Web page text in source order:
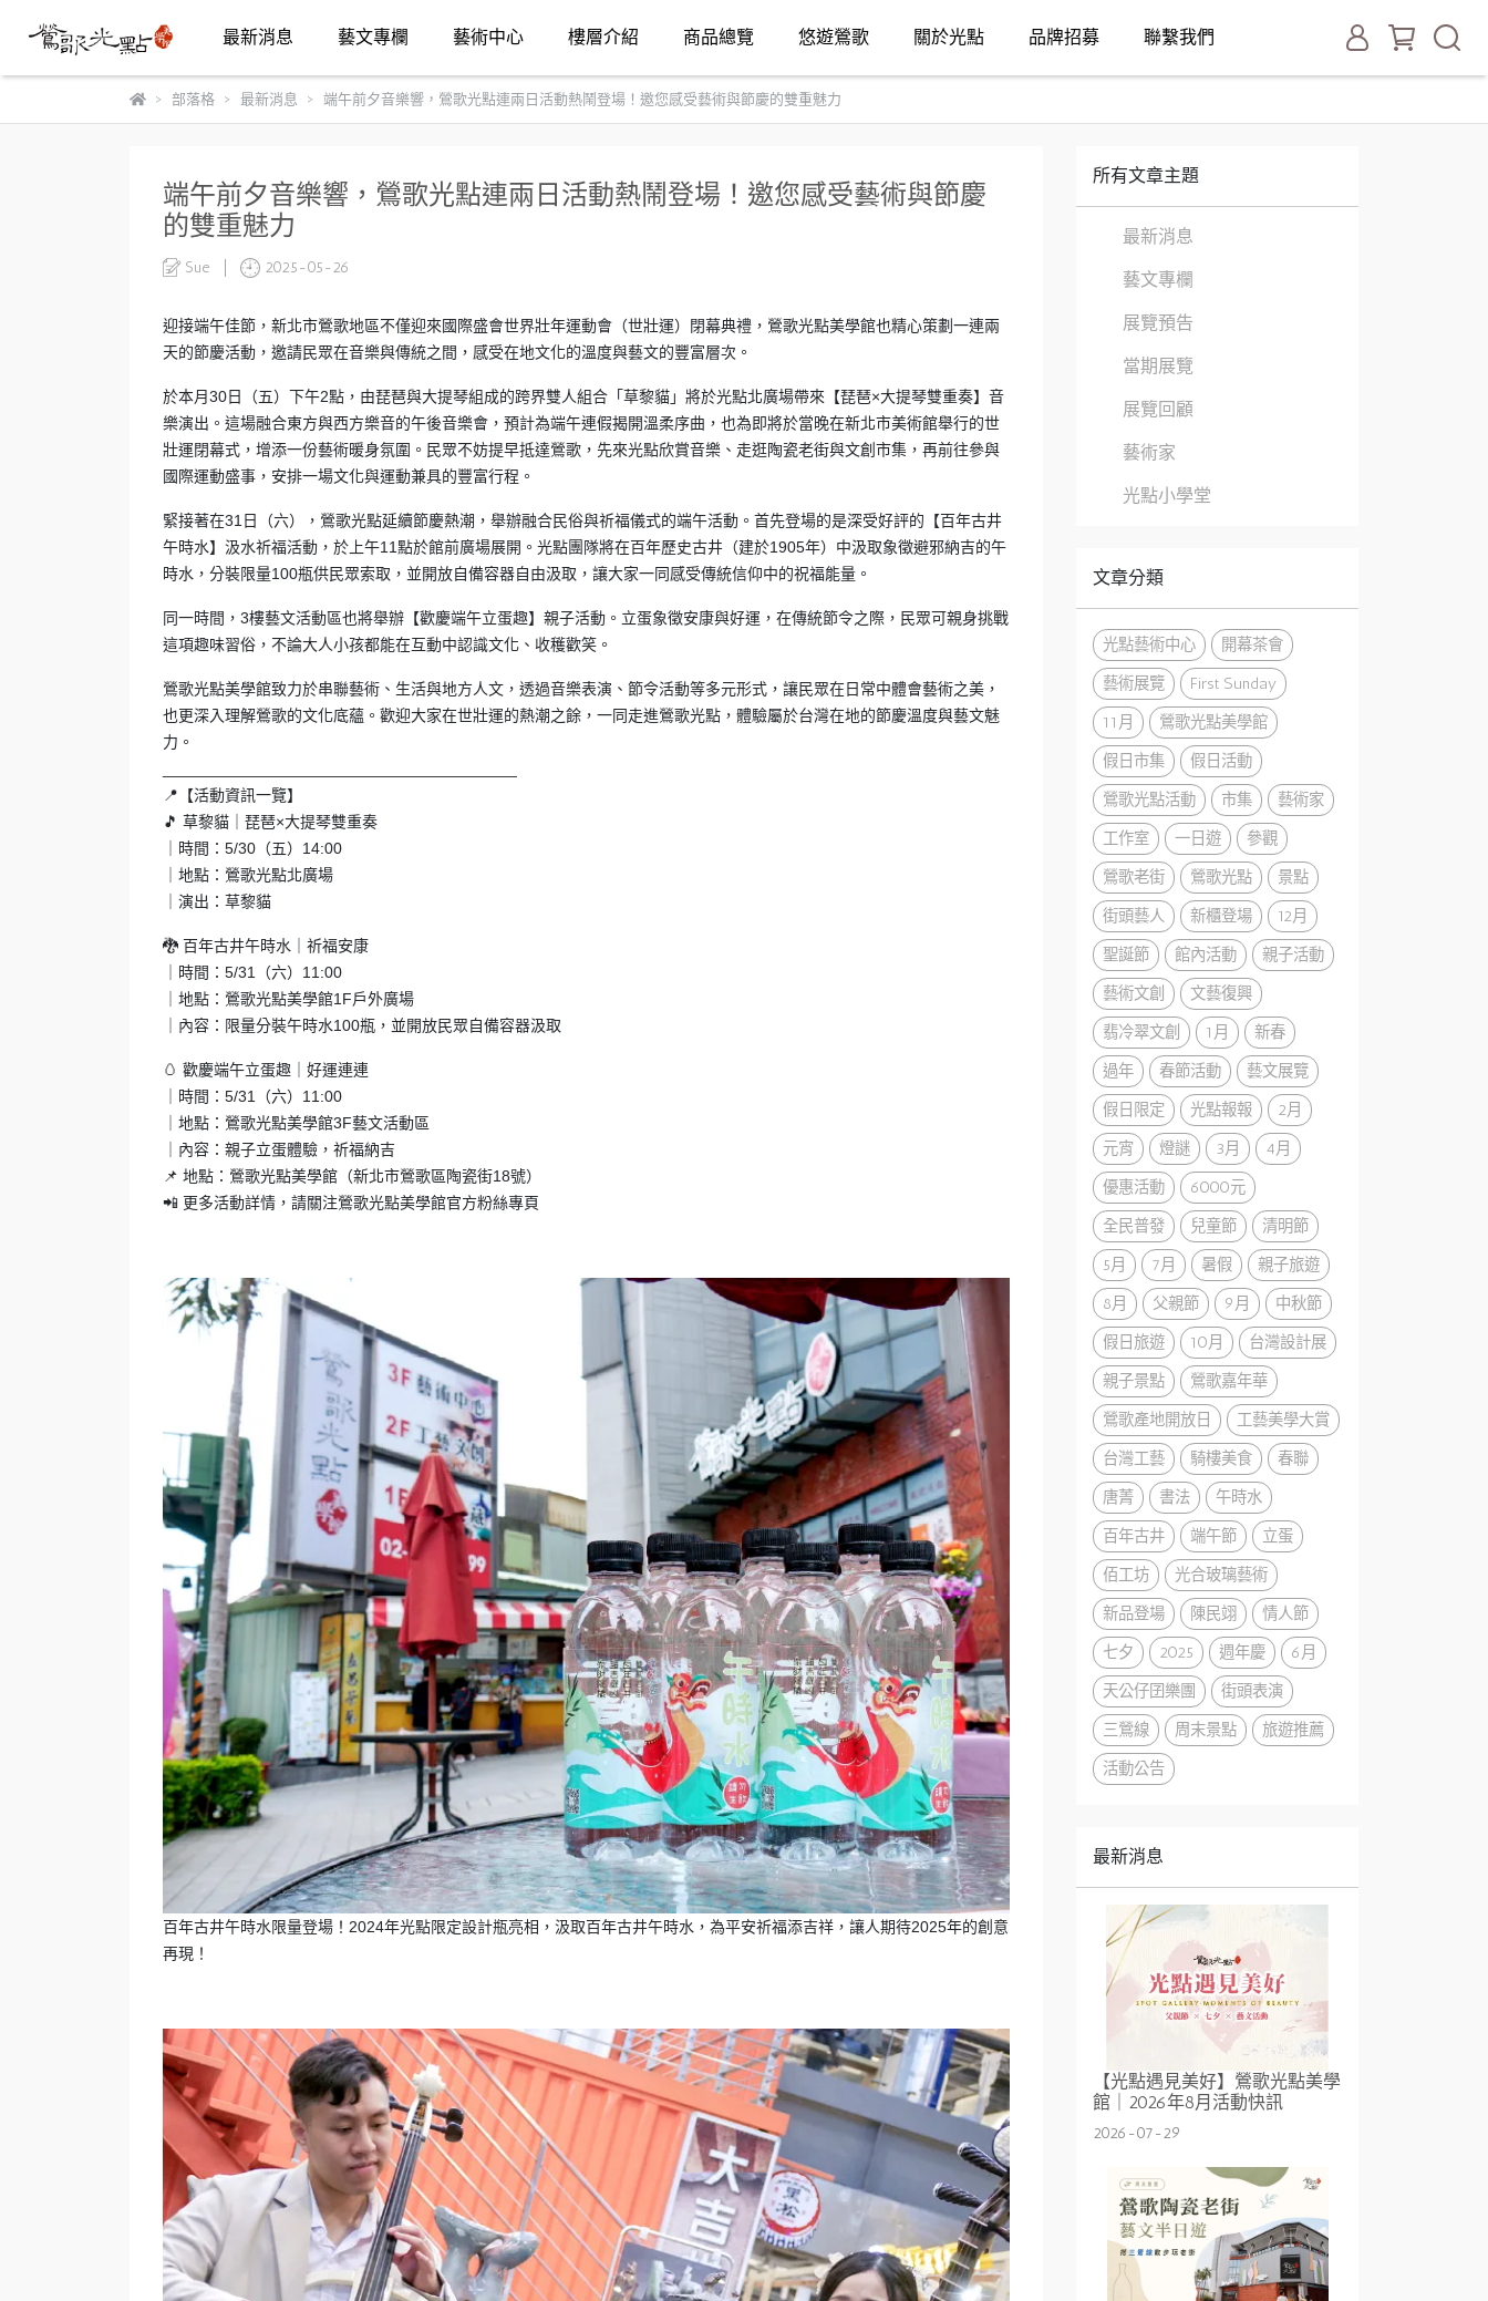
最新消息 藝文專欄 藝術中心 樓層介紹 商品總覽 悠遊鶯歌 關於光點 品牌招募 聯繫我們
部落格 最新消息 端午前夕音樂響，鶯歌光點連兩日活動熱鬧登場！邀您感受藝術與節慶的雙重魅力
端午前夕音樂響，鶯歌光點連兩日活動熱鬧登場！邀您感受藝術與節慶
的雙重魅力
Sue 2025-05-26
迎接端午佳節，新北市鶯歌地區不僅迎來國際盛會世界壯年運動會（世壯運）閉幕典禮，鶯歌光點美學館也精心策劃一連兩
天的節慶活動，邀請民眾在音樂與傳統之間，感受在地文化的溫度與藝文的豐富層次。
於本月30日（五）下午2點，由琵琶與大提琴組成的跨界雙人組合「草黎貓」將於光點北廣場帶來【琵琶×大提琴雙重奏】音
樂演出。這場融合東方與西方樂音的午後音樂會，預計為端午連假揭開溫柔序曲，也為即將於當晚在新北市美術館舉行的世
壯運閉幕式，增添一份藝術暖身氛圍。民眾不妨提早抵達鶯歌，先來光點欣賞音樂、走逛陶瓷老街與文創市集，再前往參與
國際運動盛事，安排一場文化與運動兼具的豐富行程。
緊接著在31日（六），鶯歌光點延續節慶熱潮，舉辦融合民俗與祈福儀式的端午活動。首先登場的是深受好評的【百年古井
午時水】汲水祈福活動，於上午11點於館前廣場展開。光點團隊將在百年歷史古井（建於1905年）中汲取象徵避邪納吉的午
時水，分裝限量100瓶供民眾索取，並開放自備容器自由汲取，讓大家一同感受傳統信仰中的祝福能量。
同一時間，3樓藝文活動區也將舉辦【歡慶端午立蛋趣】親子活動。立蛋象徵安康與好運，在傳統節令之際，民眾可親身挑戰
這項趣味習俗，不論大人小孩都能在互動中認識文化、收穫歡笑。
鶯歌光點美學館致力於串聯藝術、生活與地方人文，透過音樂表演、節令活動等多元形式，讓民眾在日常中體會藝術之美，
也更深入理解鶯歌的文化底蘊。歡迎大家在世壯運的熱潮之餘，一同走進鶯歌光點，體驗屬於台灣在地的節慶溫度與藝文魅
力。
📍【活動資訊一覽】
🎵 草黎貓｜琵琶×大提琴雙重奏
｜時間：5/30（五）14:00
｜地點：鶯歌光點北廣場
｜演出：草黎貓
🐉 百年古井午時水｜祈福安康
｜時間：5/31（六）11:00
｜地點：鶯歌光點美學館1F戶外廣場
｜內容：限量分裝午時水100瓶，並開放民眾自備容器汲取
🥚 歡慶端午立蛋趣｜好運連連
｜時間：5/31（六）11:00
｜地點：鶯歌光點美學館3F藝文活動區
｜內容：親子立蛋體驗，祈福納吉
📌 地點：鶯歌光點美學館（新北市鶯歌區陶瓷街18號）
📲 更多活動詳情，請關注鶯歌光點美學館官方粉絲專頁
百年古井午時水限量登場！2024年光點限定設計瓶亮相，汲取百年古井午時水，為平安祈福添吉祥，讓人期待2025年的創意
再現！
所有文章主題
最新消息
藝文專欄
展覽預告
當期展覽
展覽回顧
藝術家
光點小學堂
文章分類
光點藝術中心
開幕茶會
藝術展覽
First Sunday
11月
鶯歌光點美學館
假日市集
假日活動
鶯歌光點活動
市集
藝術家
工作室
一日遊
參觀
鶯歌老街
鶯歌光點
景點
街頭藝人
新櫃登場
12月
聖誕節
館內活動
親子活動
藝術文創
文藝復興
翡冷翠文創
1月
新春
過年
春節活動
藝文展覽
假日限定
光點報報
2月
元宵
燈謎 3月
4月
優惠活動
6000元
全民普發
兒童節
清明節
5月
7月 暑假
親子旅遊
8月
父親節 9月
中秋節
假日旅遊
10月
台灣設計展
親子景點
鶯歌嘉年華
鶯歌產地開放日
工藝美學大賞
台灣工藝
騎樓美食
春聯
唐菁
書法
午時水
百年古井
端午節
立蛋
佰工坊
光合玻璃藝術
新品登場
陳民翊
情人節
七夕
2025 週年慶
6月
天公仔囝樂團
街頭表演
三鶯線
周末景點
旅遊推薦
活動公告
最新消息
【光點遇見美好】鶯歌光點美學
館｜2026年8月活動快訊
2026-07-29